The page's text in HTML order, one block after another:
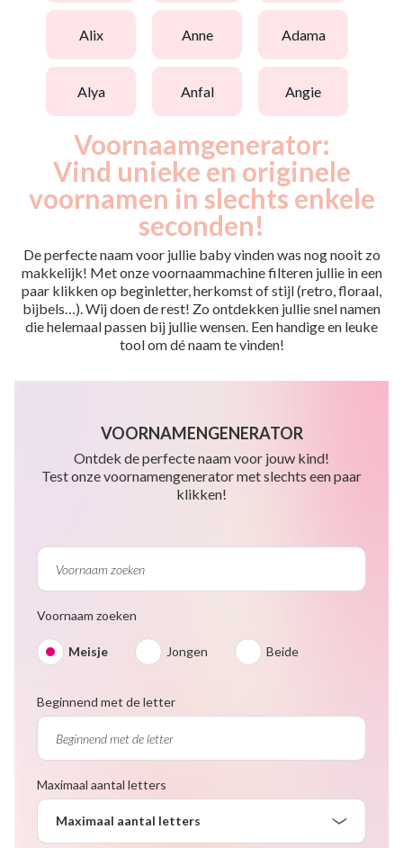
alix anne adama
alya anfal angie
Voornaamgenerator:
Vind unieke en originele
voornamen in slechts enkele
seconden!
De perfecte naam voor jullie baby vinden was nog nooit zo
makkelijk! Met onze voornaammachine filteren jullie in een
paar klikken op beginletter, herkomst of stijl (retro, floraal,
bijbels…). Wij doen de rest! Zo ontdekken jullie snel namen
die helemaal passen bij jullie wensen. Een handige en leuke
tool om dé naam te vinden!
VOORNAMENGENERATOR
Ontdek de perfecte naam voor jouw kind!
Test onze voornamengenerator met slechts een paar
klikken!
Voornaam zoeken
Meisje Jongen Beide
Beginnend met de letter
Maximaal aantal letters
Maximaal aantal letters